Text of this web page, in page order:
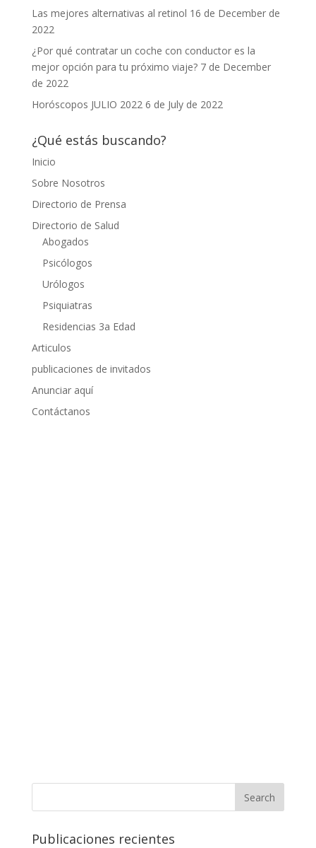
Las mejores alternativas al retinol 16 de December de
2022
¿Por qué contratar un coche con conductor es la
mejor opción para tu próximo viaje? 7 de December
de 2022
Horóscopos JULIO 2022 6 de July de 2022
¿Qué estás buscando?
Inicio
Sobre Nosotros
Directorio de Prensa
Directorio de Salud
Abogados
Psicólogos
Urólogos
Psiquiatras
Residencias 3a Edad
Articulos
publicaciones de invitados
Anunciar aquí
Contáctanos
Publicaciones recientes